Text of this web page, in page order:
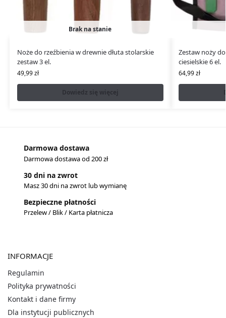
Brak na stanie
Noże do rzeźbienia w drewnie dłuta stolarskie
zestaw 3 el.
49,99zł
Dowiedz się więcej
Zestaw noży
ciesielskie 6 el.
64,99zł
Darmowa dostawa
Darmowa dostawa od 200 zł
30 dni na zwrot
Masz 30 dni na zwrot lub wymianę
Bezpieczne płatności
Przelew / Blik / Karta płatnicza
INFORMACJE
Regulamin
Polityka prywatności
Kontakt i dane firmy
Dla instytucji publicznych